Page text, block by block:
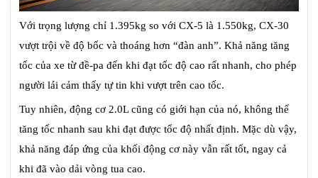
Với trọng lượng chỉ 1.395kg so với CX-5 là 1.550kg, CX-30
vượt trội về độ bốc và thoáng hơn “đàn anh”. Khả năng tăng
tốc của xe từ đề-pa đến khi đạt tốc độ cao rất nhanh, cho phép
người lái cảm thấy tự tin khi vượt trên cao tốc.
Tuy nhiên, động cơ 2.0L cũng có giới hạn của nó, không thể
tăng tốc nhanh sau khi đạt được tốc độ nhất định. Mặc dù vậy,
khả năng đáp ứng của khối động cơ này vẫn rất tốt, ngay cả
khi đã vào dải vòng tua cao.